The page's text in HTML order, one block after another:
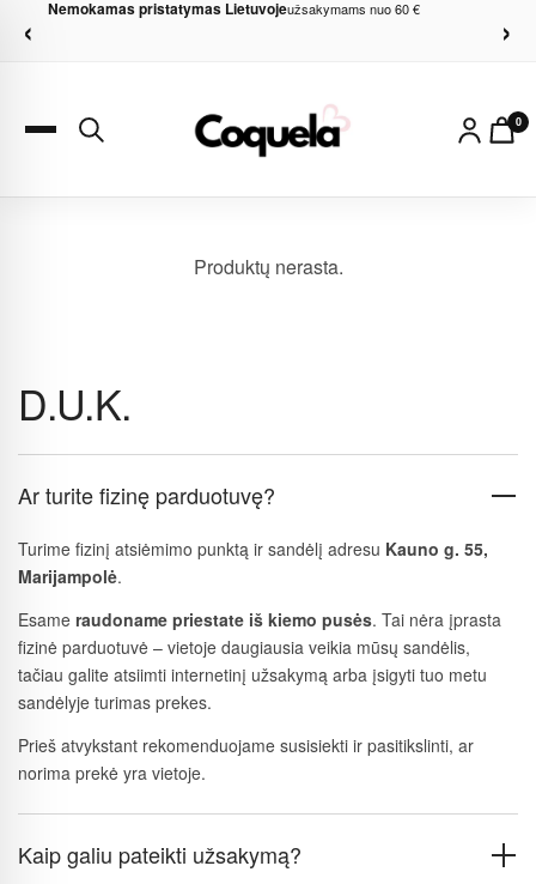
‹ Nemokamas pristatymas Lietuvojeužsakymams nuo 60 € ›
0
Produktų nerasta.
D.U.K.
Ar turite fizinę parduotuvę?
Turime fizinį atsiėmimo punktą ir sandėlį adresu Kauno g. 55,
Marijampolė.
Esame raudoname priestate iš kiemo pusės. Tai nėra įprasta
fizinė parduotuvė – vietoje daugiausia veikia mūsų sandėlis,
tačiau galite atsiimti internetinį užsakymą arba įsigyti tuo metu
sandėlyje turimas prekes.
Prieš atvykstant rekomenduojame susisiekti ir pasitikslinti, ar
norima prekė yra vietoje.
Kaip galiu pateikti užsakymą?